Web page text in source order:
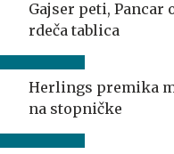
Gajser peti, Pancar
rdeča tablica
Herlings premika
na stopničke